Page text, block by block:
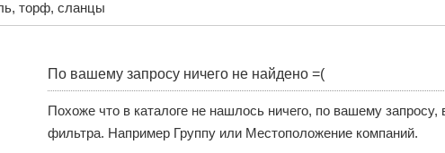
торф, сланцы
По вашему запросу ничего не найдено =(
Похоже что в каталоге не нашлось ничего, по вашему
фильтра. Например Группу или Местоположение компаний.